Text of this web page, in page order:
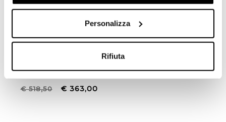
Personalizza
Rifiuta
Miscelatore alto per lavabo
€ 518,50 € 363,00